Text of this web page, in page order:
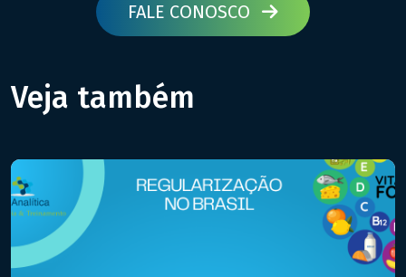
FALE CONOSCO
Veja também